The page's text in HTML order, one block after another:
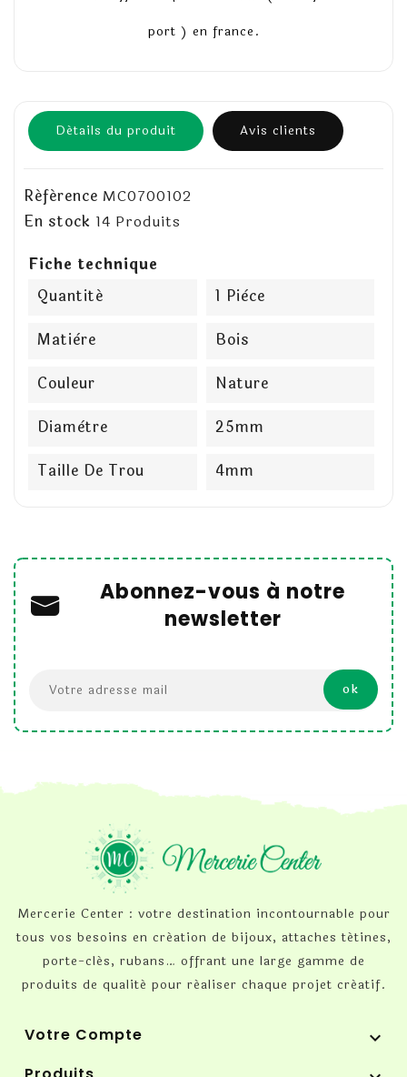
port ) en france.
Détails du produit Avis clients
Référence MC0700102
En stock 14 Produits
Fiche technique
Quantité
1 Pièce
Matière
Bois
Couleur
Nature
Diamètre
25mm
Taille De Trou
4mm
Abonnez-vous à notre
newsletter
Mercerie Center : votre destination incontournable pour
tous vos besoins en création de bijoux, attaches tétines,
porte-clés, rubans… offrant une large gamme de
produits de qualité pour réaliser chaque projet créatif.
Votre Compte 